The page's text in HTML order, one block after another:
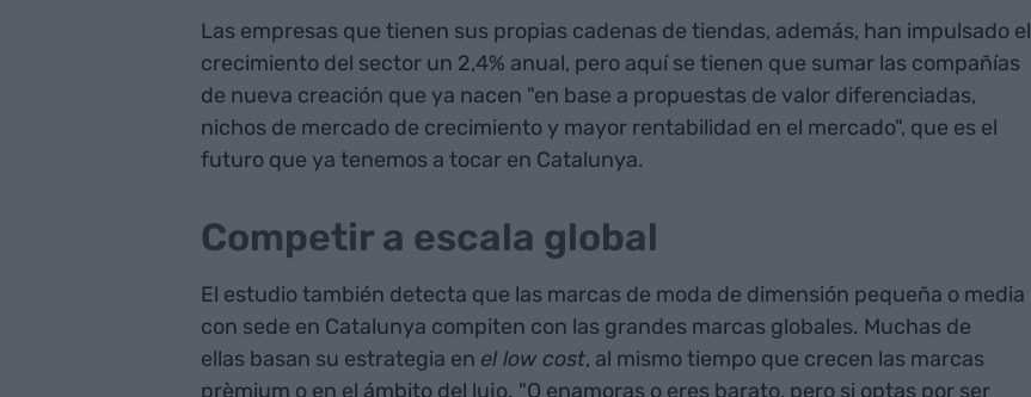
Las empresas que tienen sus propias cadenas de tiendas, además, han impulsado el
crecimiento del sector un 2,4% anual, pero aquí se tienen que sumar las compañías
de nueva creación que ya nacen "en base a propuestas de valor diferenciadas,
nichos de mercado de crecimiento y mayor rentabilidad en el mercado", que es el
futuro que ya tenemos a tocar en Catalunya.
Competir a escala global
El estudio también detecta que las marcas de moda de dimensión pequeña o media
con sede en Catalunya compiten con las grandes marcas globales. Muchas de
ellas basan su estrategia en el low cost, al mismo tiempo que crecen las marcas
prèmium o en el ámbito del lujo. "O enamoras o eres barato, pero si optas por ser